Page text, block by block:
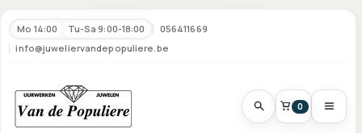
Mo 14:00 Tu-Sa 9:00-18:00
056411669
info@juweliervandepopuliere.be
0